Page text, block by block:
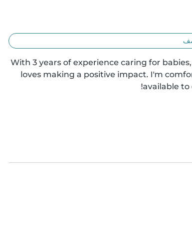
With 3 years of experience caring for
loves making a positive impact. I'm
available to